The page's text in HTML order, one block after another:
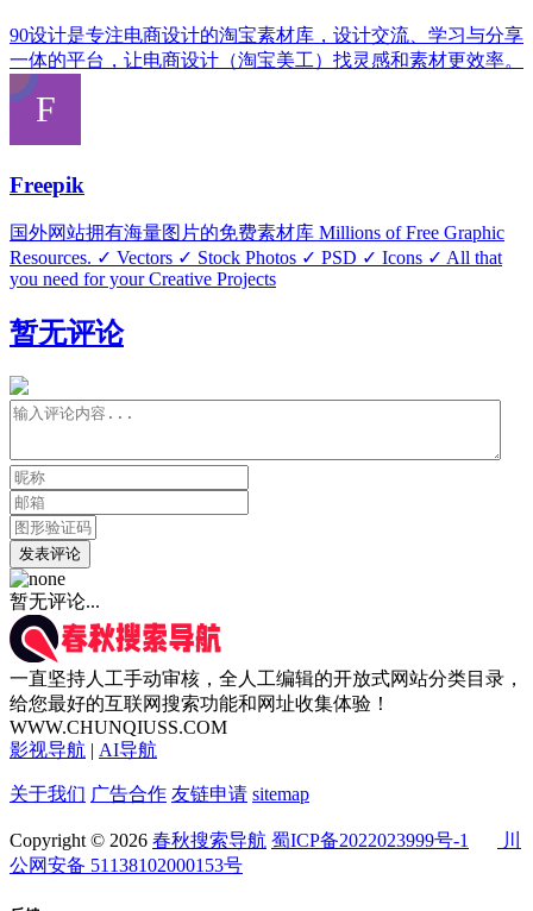
90设计是专注电商设计的淘宝素材库，设计交流、学习与分享
一体的平台，让电商设计（淘宝美工）找灵感和素材更效率。
Freepik
国外网站拥有海量图片的免费素材库 Millions of Free Graphic
Resources. ✓ Vectors ✓ Stock Photos ✓ PSD ✓ Icons ✓ All that
you need for your Creative Projects
暂无评论
发表评论
暂无评论...
一直坚持人工手动审核，全人工编辑的开放式网站分类目录，
给您最好的互联网搜索功能和网址收集体验！
WWW.CHUNQIUSS.COM
影视导航 | AI导航
关于我们 广告合作 友链申请 sitemap
Copyright © 2026 春秋搜索导航 蜀ICP备2022023999号-1
川
公网安备 51138102000153号